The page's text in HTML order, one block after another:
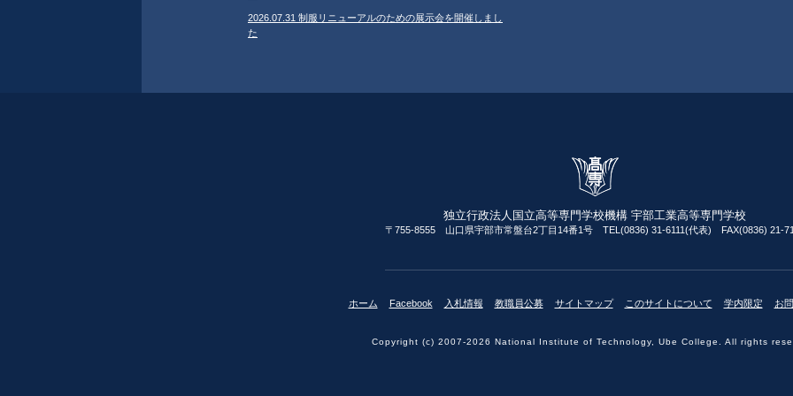
2026.07.31 制服リニューアルのための展示会を開催しまし
た
独立行政法人国立高等専門学校機構 宇部工業高等専門学校
〒755-8555 山口県宇部市常盤台2丁目14番1号 TEL(0836) 31-6111(代表) FAX(0836) 21-
ホーム Facebook 入札情報 教職員公募 サイトマップ このサイトについて 学内限定 お
Copyright (c) 2007-2026 National Institute of Technology, Ube College. All rights